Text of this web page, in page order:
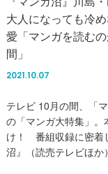
大人になっても冷
愛「マンガを読む
間」
2021.10.07
テレビ 10月の間、「
の「マンガ大特集」
け！ 番組収録に密着
沼』（読売テレビほ